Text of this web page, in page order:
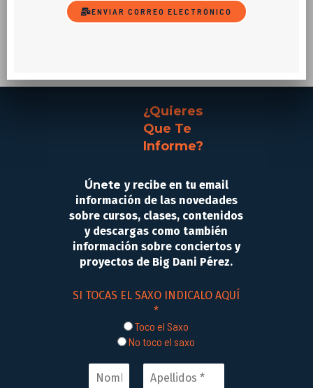
ENVIAR CORREO ELECTRÓNICO
¿Quieres
Que Te
Informe?
Únete y recibe en tu email
información de las novedades
sobre cursos, clases, contenidos
y descargas como también
información sobre conciertos y
proyectos de Big Dani Pérez.
SI TOCAS EL SAXO INDICALO AQUÍ
*
Toco el Saxo
No toco el saxo